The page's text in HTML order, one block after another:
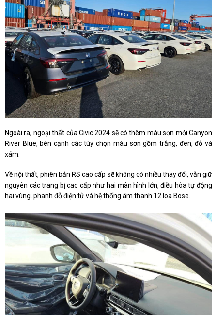
Ngoài ra, ngoại thất của Civic 2024 sẽ có thêm màu sơn mới Canyon
River Blue, bên cạnh các tùy chọn màu sơn gồm trắng, đen, đỏ và
xám.
Về nội thất, phiên bản RS cao cấp sẽ không có nhiều thay đổi, vẫn giữ
nguyên các trang bị cao cấp như hai màn hình lớn, điều hòa tự động
hai vùng, phanh đỗ điện tử và hệ thống âm thanh 12 loa Bose.